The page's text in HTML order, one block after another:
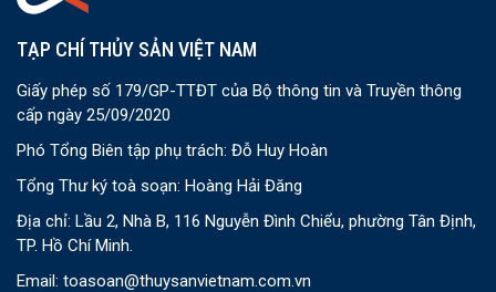
TẠP CHÍ THỦY SẢN VIỆT NAM
Giấy phép số 179/GP-TTĐT của Bộ thông tin và Truyền thông
cấp ngày 25/09/2020
Phó Tổng Biên tập phụ trách: Đỗ Huy Hoàn
Tổng Thư ký toà soạn: Hoàng Hải Đăng
Địa chỉ: Lầu 2, Nhà B, 116 Nguyễn Đình Chiểu, phường Tân Định,
TP. Hồ Chí Minh.
Email: toasoan@thuysanvietnam.com.vn